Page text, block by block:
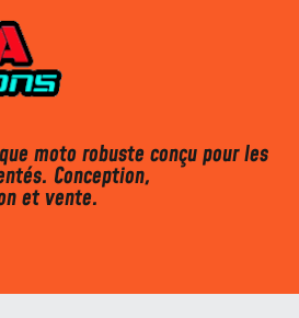
moto robuste conçu pour les
Conception,
et vente.